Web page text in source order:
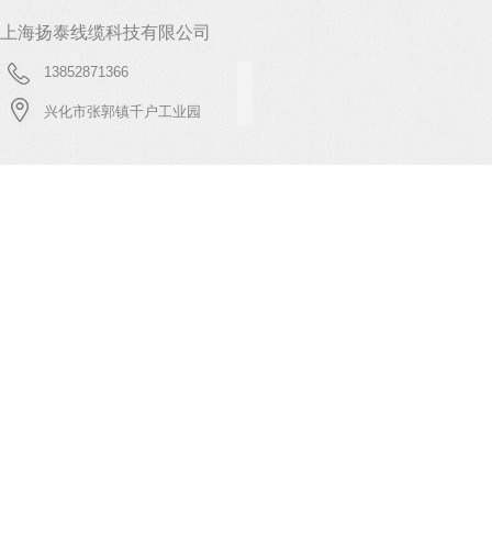
上海扬泰线缆科技有限公司
13852871366
兴化市张郭镇千户工业园